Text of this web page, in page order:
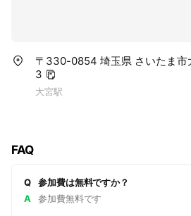
〒330-0854 埼玉県 さいたま市
3
大宮駅
FAQ
Q
参加費は無料ですか？
A
参加費無料です